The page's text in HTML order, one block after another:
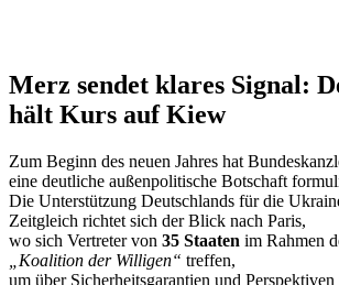
Merz sendet klares Signal:
hält Kurs auf Kiew
Zum Beginn des neuen Jahres hat
eine deutliche außenpolitische Botschaft
Die Unterstützung Deutschlands für die
Zeitgleich richtet sich der Blick nach Paris,
wo sich Vertreter von 35 Staaten im Rahmen
„Koalition der Willigen“ treffen,
um über Sicherheitsgarantien und